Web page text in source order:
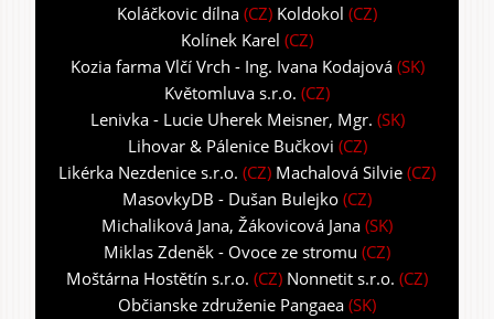
Koláčkovic dílna (CZ) Koldokol (CZ)
Kolínek Karel (CZ)
Kozia farma Vlčí Vrch - Ing. Ivana Kodajová(SK)
Květomluva s.r.o. (CZ)
Lenivka - Lucie Uherek Meisner, Mgr. (SK)
Lihovar & Pálenice Bučkovi (CZ)
Likérka Nezdenice s.r.o. (CZ) Machalová Silvie (CZ)
MasovkyDB - Dušan Bulejko (CZ)
Michaliková Jana, Žákovicová Jana (SK)
Miklas Zdeněk - Ovoce ze stromu (CZ)
Moštárna Hostětín s.r.o. (CZ) Nonnetit s.r.o. (CZ)
Občianske združenie Pangaea (SK)